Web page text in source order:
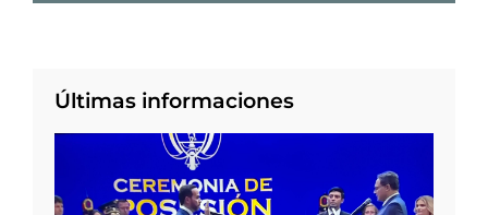
Últimas informaciones